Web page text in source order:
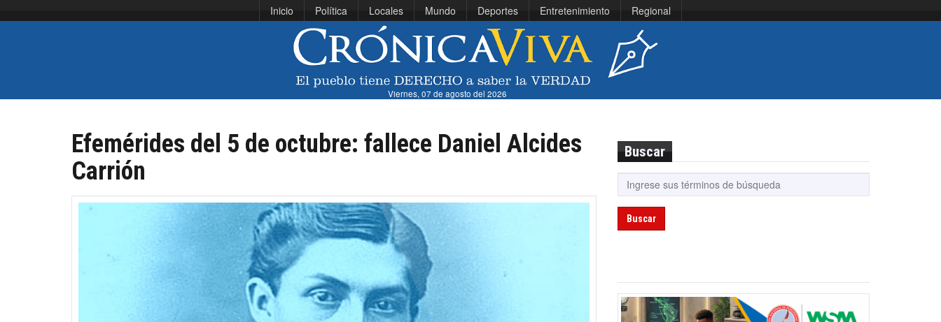
Inicio Política Locales Mundo Deportes Entretenimiento Regional
Viernes, 07 de agosto del 2026
Efemérides del 5 de octubre: fallece Daniel Alcides
Carrión
Buscar
Buscar